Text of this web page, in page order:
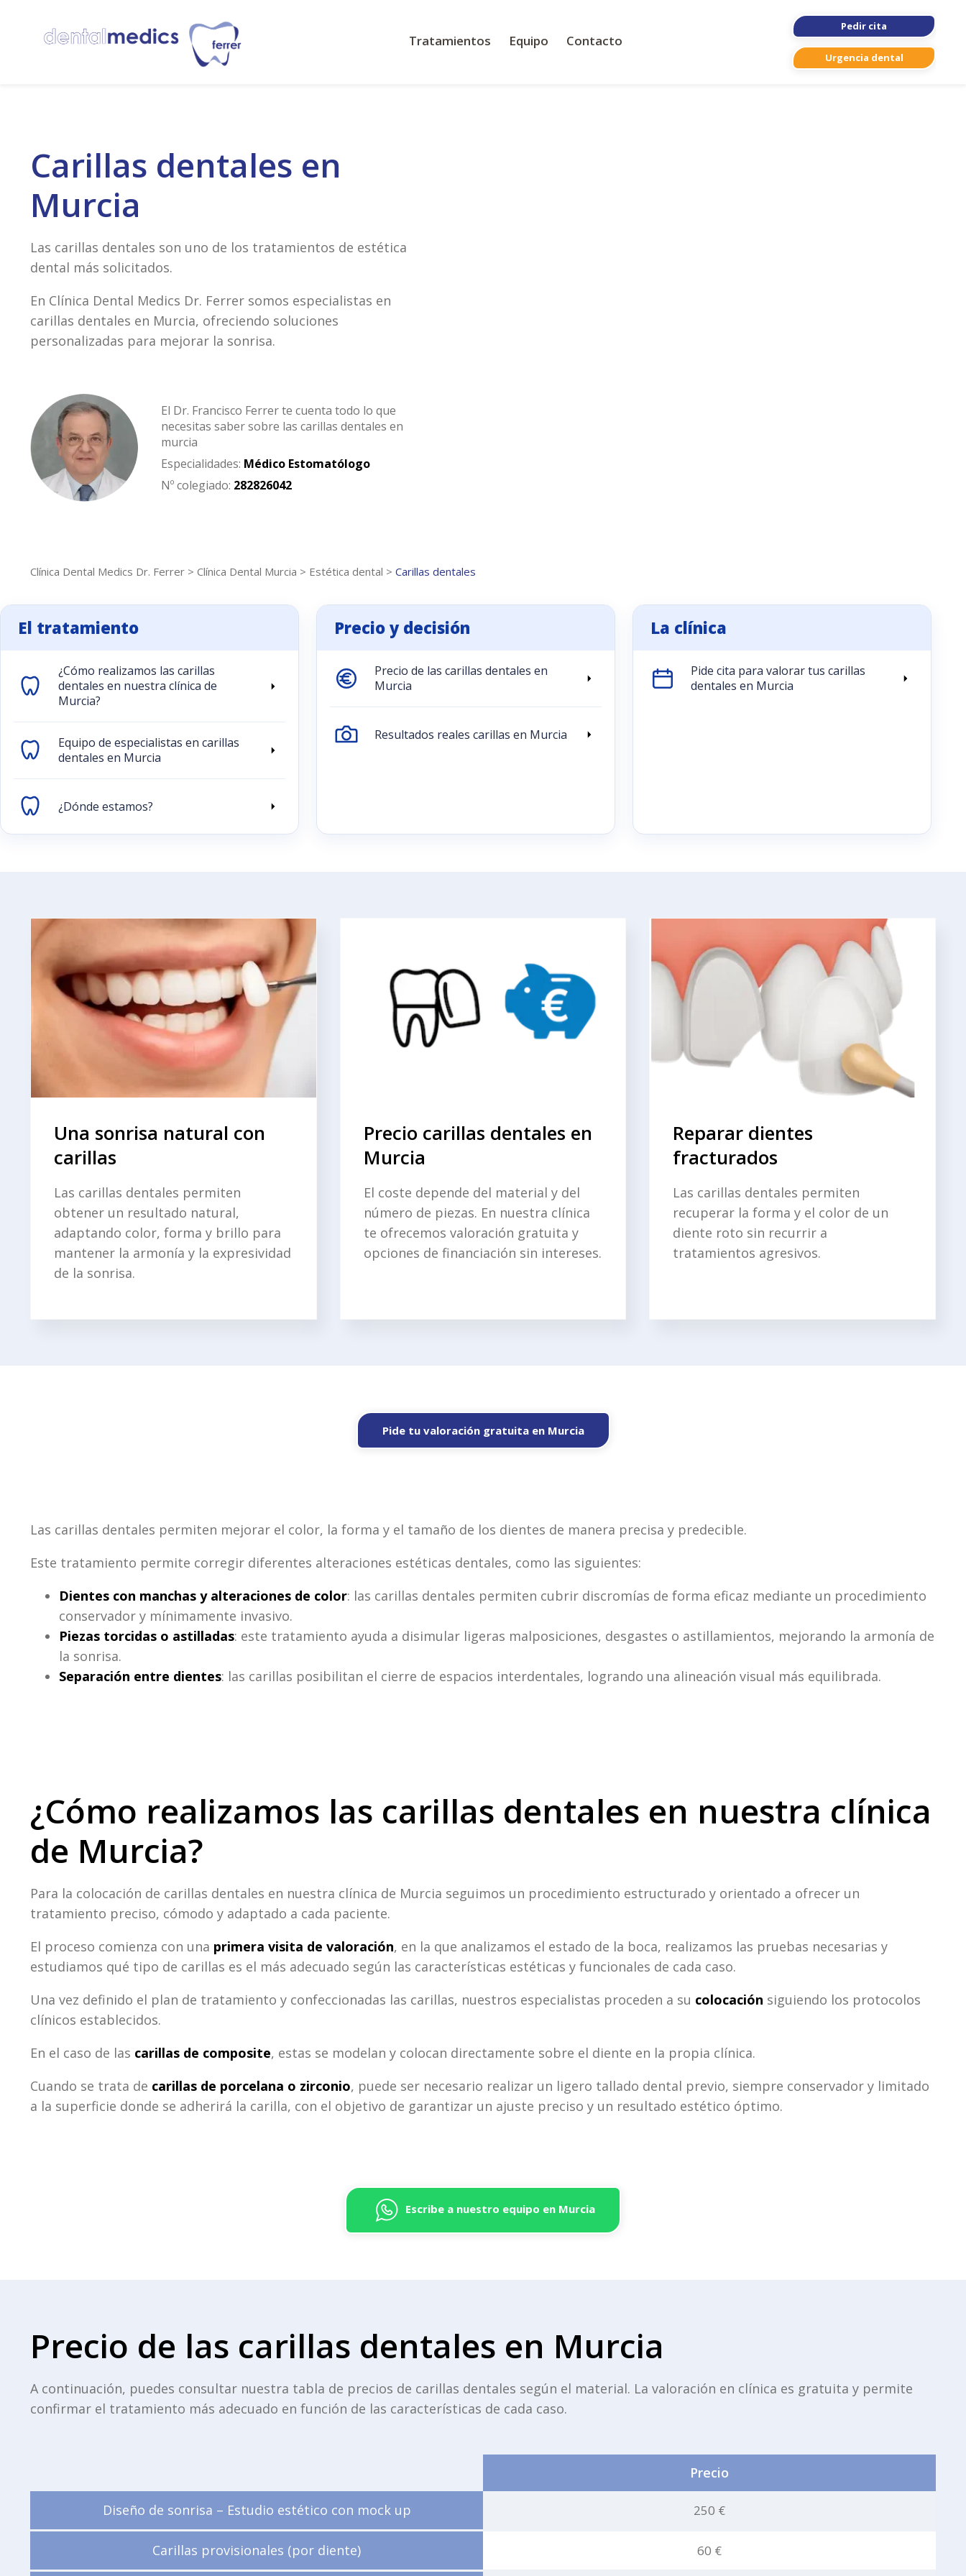
Tratamientos Equipo Contacto
Pedir cita
Urgencia dental
Carillas dentales en
Murcia
Las carillas dentales son uno de los tratamientos de estética
dental más solicitados.
En Clínica Dental Medics Dr. Ferrer somos especialistas en
carillas dentales en Murcia, ofreciendo soluciones
personalizadas para mejorar la sonrisa.
El Dr. Francisco Ferrer te cuenta todo lo que
necesitas saber sobre las carillas dentales en
murcia
Especialidades: Médico Estomatólogo
Nº colegiado: 282826042
Clínica Dental Medics Dr. Ferrer > Clínica Dental Murcia > Estética dental > Carillas dentales
El tratamiento
¿Cómo realizamos las carillas
dentales en nuestra clínica de
Murcia?
Equipo de especialistas en carillas
dentales en Murcia
¿Dónde estamos?
Precio y decisión
Precio de las carillas dentales en
Murcia
Resultados reales carillas en Murcia
La clínica
Pide cita para valorar tus carillas
dentales en Murcia
Una sonrisa natural con
carillas
Las carillas dentales permiten
obtener un resultado natural,
adaptando color, forma y brillo para
mantener la armonía y la expresividad
de la sonrisa.
Precio carillas dentales en
Murcia
El coste depende del material y del
número de piezas. En nuestra clínica
te ofrecemos valoración gratuita y
opciones de financiación sin intereses.
Reparar dientes
fracturados
Las carillas dentales permiten
recuperar la forma y el color de un
diente roto sin recurrir a
tratamientos agresivos.
Pide tu valoración gratuita en Murcia
Las carillas dentales permiten mejorar el color, la forma y el tamaño de los dientes de manera precisa y predecible.
Este tratamiento permite corregir diferentes alteraciones estéticas dentales, como las siguientes:
Dientes con manchas y alteraciones de color: las carillas dentales permiten cubrir discromías de forma eficaz mediante un procedimiento
conservador y mínimamente invasivo.
Piezas torcidas o astilladas: este tratamiento ayuda a disimular ligeras malposiciones, desgastes o astillamientos, mejorando la armonía de
la sonrisa.
Separación entre dientes: las carillas posibilitan el cierre de espacios interdentales, logrando una alineación visual más equilibrada.
¿Cómo realizamos las carillas dentales en nuestra clínica
de Murcia?
Para la colocación de carillas dentales en nuestra clínica de Murcia seguimos un procedimiento estructurado y orientado a ofrecer un
tratamiento preciso, cómodo y adaptado a cada paciente.
El proceso comienza con una primera visita de valoración, en la que analizamos el estado de la boca, realizamos las pruebas necesarias y
estudiamos qué tipo de carillas es el más adecuado según las características estéticas y funcionales de cada caso.
Una vez definido el plan de tratamiento y confeccionadas las carillas, nuestros especialistas proceden a su colocación siguiendo los protocolos
clínicos establecidos.
En el caso de las carillas de composite, estas se modelan y colocan directamente sobre el diente en la propia clínica.
Cuando se trata de carillas de porcelana o zirconio, puede ser necesario realizar un ligero tallado dental previo, siempre conservador y limitado
a la superficie donde se adherirá la carilla, con el objetivo de garantizar un ajuste preciso y un resultado estético óptimo.
Escribe a nuestro equipo en Murcia
Precio de las carillas dentales en Murcia
A continuación, puedes consultar nuestra tabla de precios de carillas dentales según el material. La valoración en clínica es gratuita y permite
confirmar el tratamiento más adecuado en función de las características de cada caso.
Precio
Diseño de sonrisa – Estudio estético con mock up 250 €
Carillas provisionales (por diente) 60 €